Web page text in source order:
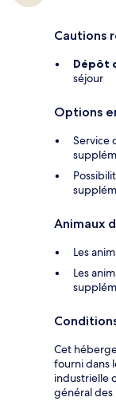
Cautions
Dépôt
séjour
Options
Service
Animaux
Les
Les
Cet
fourni dans
industrielle
général des